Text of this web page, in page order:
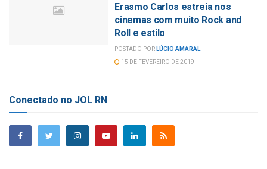
Erasmo Carlos estreia nos
cinemas com muito Rock and
Roll e estilo
POSTADO POR LÚCIO AMARAL
15 DE FEVEREIRO DE 2019
Conectado no JOL RN